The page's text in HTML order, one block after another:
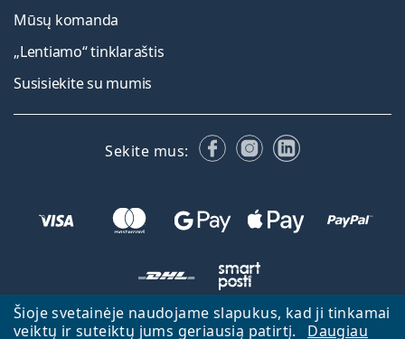
Šioje svetainėje naudojame slapukus, kad ji tinkamai
veiktų ir suteiktų jums geriausią patirtį.
Daugiau
Mūsų komanda
„Lentiamo“ tinklaraštis
Susisiekite su mumis
Sekite mus: FacebookInstagram
LinkedIn
Atgal į pagrindinį puslapį Eiti aukštyn